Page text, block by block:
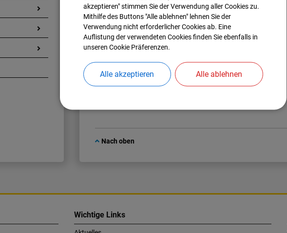
Zimmer:
E02
Mitarbeiter*in
Soziale Angelegenheiten, Rente, Fundsachen
Nach oben
Wichtige Links
akzeptieren" stimmen Sie der Verwendung aller Cookies zu.
Mithilfe des Buttons "Alle ablehnen" lehnen Sie der
Verwendung nicht erforderlicher Cookies ab. Eine
Auflistung der verwendeten Cookies finden Sie ebenfalls in
unseren Cookie Präferenzen.
Alle akzeptieren Alle ablehnen